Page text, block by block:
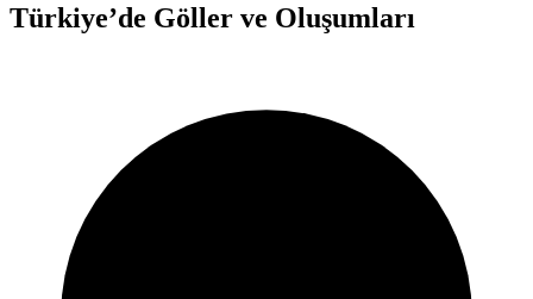
Türkiye’de Göller ve Oluşumları